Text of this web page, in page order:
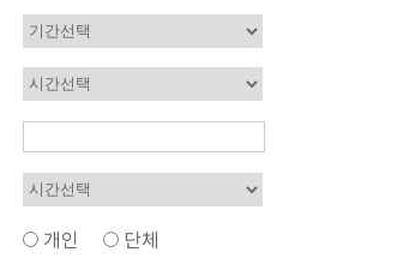
개인 단체